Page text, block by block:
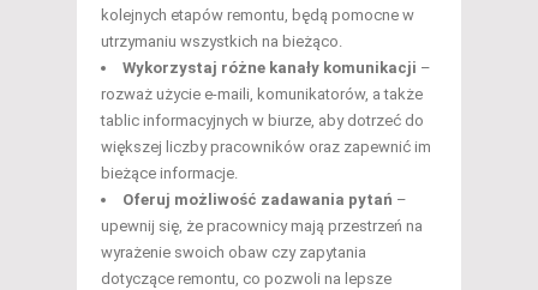
kolejnych etapów remontu, będą pomocne w
utrzymaniu wszystkich na bieżąco.
Wykorzystaj różne kanały komunikacji –
rozważ użycie e-maili, komunikatorów, a także
tablic informacyjnych w biurze, aby dotrzeć do
większej liczby pracowników oraz zapewnić im
bieżące informacje.
Oferuj możliwość zadawania pytań –
upewnij się, że pracownicy mają przestrzeń na
wyrażenie swoich obaw czy zapytania
dotyczące remontu, co pozwoli na lepsze